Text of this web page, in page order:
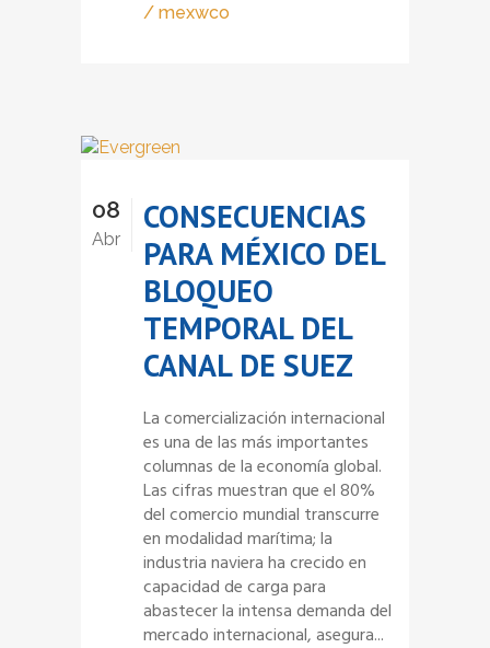
/ mexwco
08
Abr
CONSECUENCIAS
PARA MÉXICO DEL
BLOQUEO
TEMPORAL DEL
CANAL DE SUEZ
La comercialización internacional
es una de las más importantes
columnas de la economía global.
Las cifras muestran que el 80%
del comercio mundial transcurre
en modalidad marítima; la
industria naviera ha crecido en
capacidad de carga para
abastecer la intensa demanda del
mercado internacional, asegura...